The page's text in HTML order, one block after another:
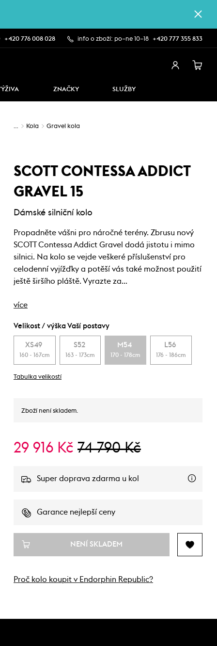
+420 776 008 028 info o zboží: po–ne 10–18 +420 777 355 833
ZNAČKY SLUŽBY
… Kola Gravel kola
SCOTT CONTESSA ADDICT
GRAVEL 15
Dámské silniční kolo
Propadněte vášni pro náročné terény. Zbrusu nový
SCOTT Contessa Addict Gravel dodá jistotu i mimo
silnici. Na kolo se vejde veškeré příslušenství pro
celodenní vyjížďky a potěší vás také možnost použití
ještě širšího pláště. Vyrazte za…
více
Velikost / výška Vaší postavy
XS49
160 - 167cm
S52
163 - 173cm
M54
170 - 178cm
L56
176 - 186cm
Tabulka velikostí
Zboží není skladem.
29 916 Kč 74 790 Kč
Super doprava zdarma u kol
Garance nejlepší ceny
NENÍ SKLADEM
Proč kolo koupit v Endorphin Republic?